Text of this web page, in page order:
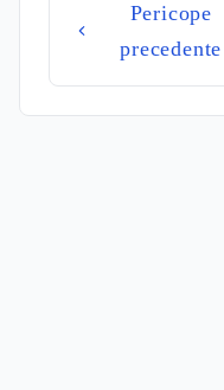
Pericope
precedente